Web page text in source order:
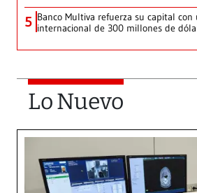
5 Banco Multiva refuerza su capital con
internacional de 300 millones de
Lo Nuevo